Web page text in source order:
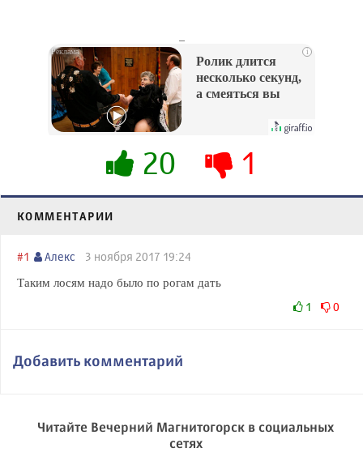
i
Ролик длится
несколько секунд,
а смеяться вы
20 1
КОММЕНТАРИИ
#1 Алекс 3 ноября 2017 19:24
Таким лосям надо было по рогам дать
1 0
Добавить комментарий
Читайте Вечерний Магнитогорск в социальных
сетях